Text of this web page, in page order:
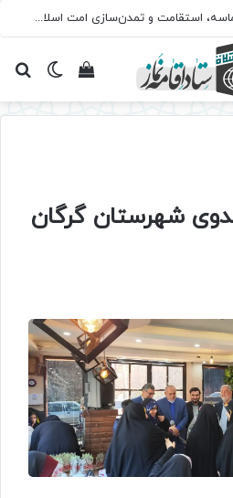
سروده‌ «اربعین»؛ روایت حماسه، استقامت و تمدن‌سازی امت اسلامی
تغییرمشاهده
شهرستان گرگان